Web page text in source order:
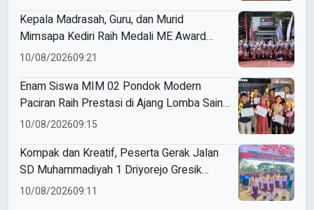
Kepala Madrasah, Guru, dan Murid
Mimsapa Kediri Raih Medali ME Award
2026
10/08/202609:21
Enam Siswa MIM 02 Pondok Modern
Paciran Raih Prestasi di Ajang Lomba Sains
dan Bahasa
10/08/202609:15
Kompak dan Kreatif, Peserta Gerak Jalan
SD Muhammadiyah 1 Driyorejo Gresik
Tampil Memukau dengan Kostum
10/08/202609:11